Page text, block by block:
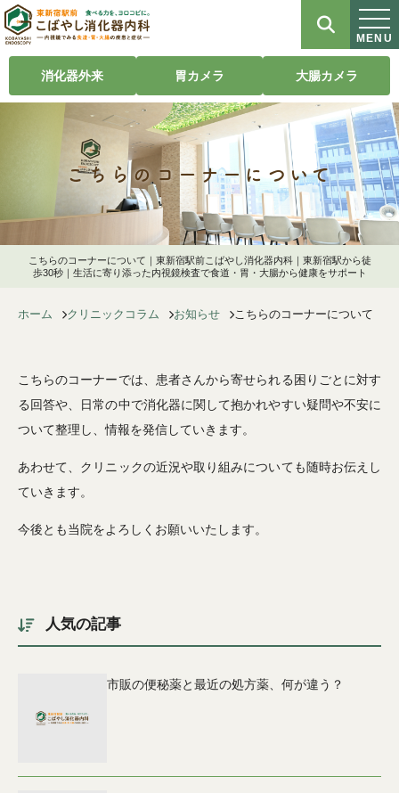
MENU
こちらのコーナーについて
こちらのコーナーについて｜東新宿駅前こばやし消化器内科｜東新宿駅から徒
歩30秒｜生活に寄り添った内視鏡検査で食道・胃・大腸から健康をサポート
消化器外来 胃カメラ 大腸カメラ
ホーム クリニックコラム お知らせ こちらのコーナーについて
こちらのコーナーでは、患者さんから寄せられる困りごとに対す
る回答や、日常の中で消化器に関して抱かれやすい疑問や不安に
ついて整理し、情報を発信していきます。
あわせて、クリニックの近況や取り組みについても随時お伝えし
ていきます。
今後とも当院をよろしくお願いいたします。
人気の記事
市販の便秘薬と最近の処方薬、何が違う？